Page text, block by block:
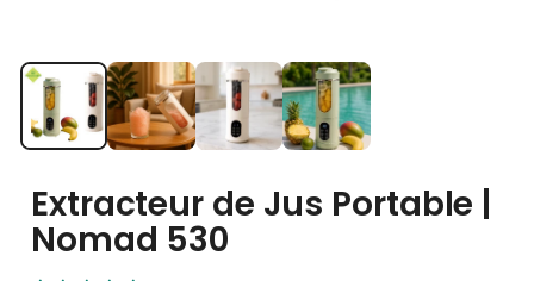
Extracteur de Jus Portable |
Nomad 530